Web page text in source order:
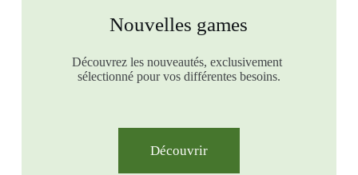
Nouvelles games
Découvrez les nouveautés, exclusivement
sélectionné pour vos différentes besoins.
Découvrir